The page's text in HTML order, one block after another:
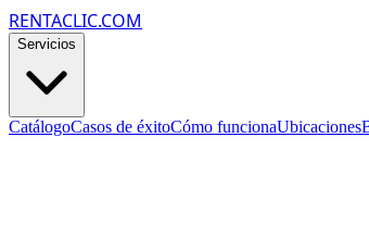
RENTACLIC.COM
Servicios
CatálogoCasos de éxitoCómo funcionaUbicaciones